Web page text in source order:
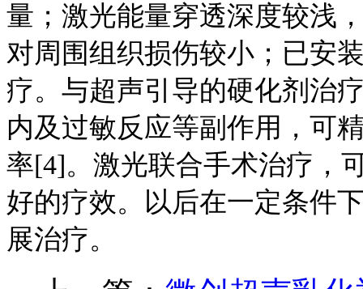
量；激光能量穿透深度较浅
对周围组织损伤较小；已安
疗。与超声引导的硬化剂治
内及过敏反应等副作用，可
率[4]。激光联合手术治疗，
好的疗效。以后在一定条件
展治疗。